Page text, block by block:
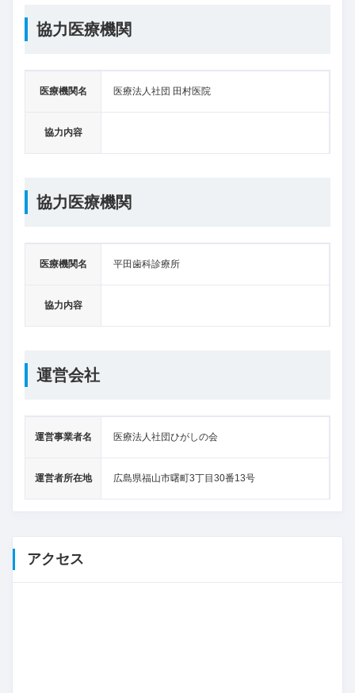
協力医療機関
医療機関名 医療法人社団 田村医院
協力内容
協力医療機関
医療機関名 平田歯科診療所
協力内容
運営会社
運営事業者名 医療法人社団ひがしの会
運営者所在地 広島県福山市曙町3丁目30番13号
アクセス